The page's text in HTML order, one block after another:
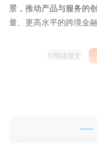
景，推动产品与服务的
量、更高水平的跨境金融
 阅读原文